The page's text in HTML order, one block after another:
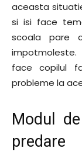
aceasta
si isi face
scoala pare
impotmoleste.
face copilul
probleme la
Modul
predare